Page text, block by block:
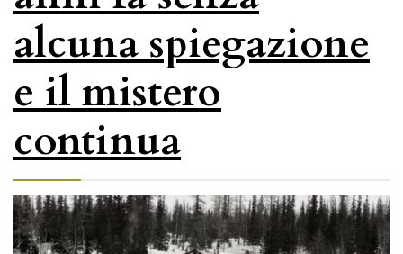
alcuna spiegazione
e il mistero
continua